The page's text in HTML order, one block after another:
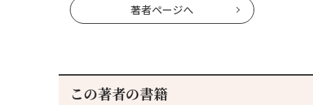
著者ページへ
この著者の書籍